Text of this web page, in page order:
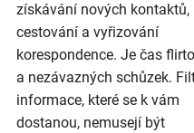
získávání nových kontaktů,
cestování a vyřizování
korespondence. Je čas
a nezávazných schůzek.
informace, které se k vám
dostanou, nemusejí být